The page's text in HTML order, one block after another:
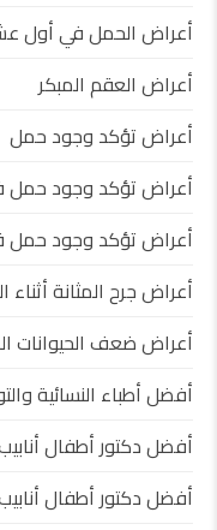
أعراض الحمل في أول
أعراض العقم المبكر
أعراض تؤكد وجود حمل
أعراض تؤكد وجود حمل
أعراض تؤكد وجود حمل
أعراض جرح المثانة أثناء
أعراض ضعف الحيوانات
أفضل أطباء النسائية
أفضل دكتور أطفال
أفضل دكتور أطفال